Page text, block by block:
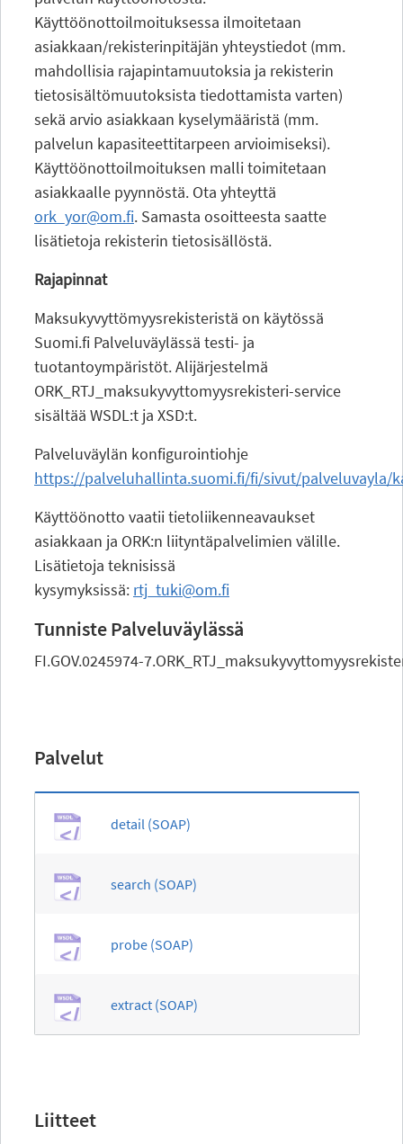
Käyttöönottoilmoituksessa ilmoitetaan
asiakkaan/rekisterinpitäjän yhteystiedot (mm.
mahdollisia rajapintamuutoksia ja rekisterin
tietosisältömuutoksista tiedottamista varten)
sekä arvio asiakkaan kyselymääristä (mm.
palvelun kapasiteettitarpeen arvioimiseksi).
Käyttöönottoilmoituksen malli toimitetaan
asiakkaalle pyynnöstä. Ota yhteyttä
ork_yor@om.fi. Samasta osoitteesta saatte
lisätietoja rekisterin tietosisällöstä.
Rajapinnat
Maksukyvyttömyysrekisteristä on käytössä
Suomi.fi Palveluväylässä testi- ja
tuotantoympäristöt. Alijärjestelmä
ORK_RTJ_maksukyvyttomyysrekisteri-service
sisältää WSDL:t ja XSD:t.
Palveluväylän konfigurointiohje
https://palveluhallinta.suomi.fi/fi/sivut/palveluvayla/
Käyttöönotto vaatii tietoliikenneavaukset
asiakkaan ja ORK:n liityntäpalvelimien välille.
Lisätietoja teknisissä
kysymyksissä: rtj_tuki@om.fi
Tunniste Palveluväylässä
FI.GOV.0245974-
Palvelut
detail (SOAP)
search (SOAP)
probe (SOAP)
extract (SOAP)
Liitteet